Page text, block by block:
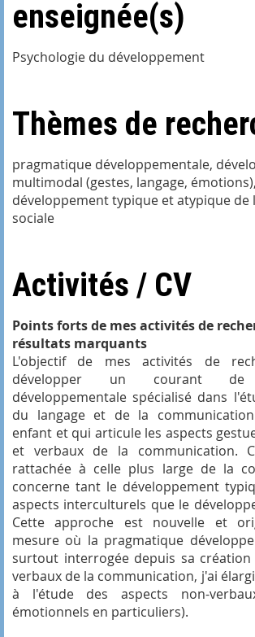
enseignée(s)
Psychologie du développement
Thèmes de
pragmatique développementale,
multimodal (gestes, langage, émotions),
développement typique et atypique de
sociale
Activités / CV
Points forts de mes activités de
résultats marquants
L'objectif de mes activités de
développer un courant de
développementale spécialisé dans
du langage et de la
enfant et qui articule les aspects
et verbaux de la communication.
rattachée à celle plus large de la
concerne tant le développement
aspects interculturels que le
Cette approche est nouvelle et
mesure où la pragmatique
surtout interrogée depuis sa création
verbaux de la communication, j'ai
à l'étude des aspects non-
émotionnels en particuliers).